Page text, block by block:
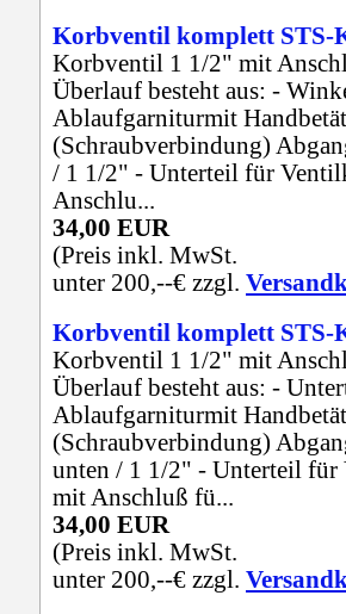
Korbventil komplett STS-
Korbventil 1 1/2" mit
Überlauf besteht aus: -
Ablaufgarniturmit
(Schraubverbindung)
/ 1 1/2" - Unterteil für
Anschlu...
34,00 EUR
(Preis inkl. MwSt.
unter 200,--€ zzgl.
Korbventil komplett STS-
Korbventil 1 1/2" mit
Überlauf besteht aus: -
Ablaufgarniturmit
(Schraubverbindung)
unten / 1 1/2" - Unterteil für
mit Anschluß fü...
34,00 EUR
(Preis inkl. MwSt.
unter 200,--€ zzgl.